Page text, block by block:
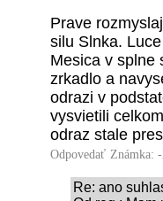
Prave
silu Slnka.
Mesica v splne
zrkadlo a
odrazi v
vysvietili
odraz stale
Odpovedať Známka:
Re: ano